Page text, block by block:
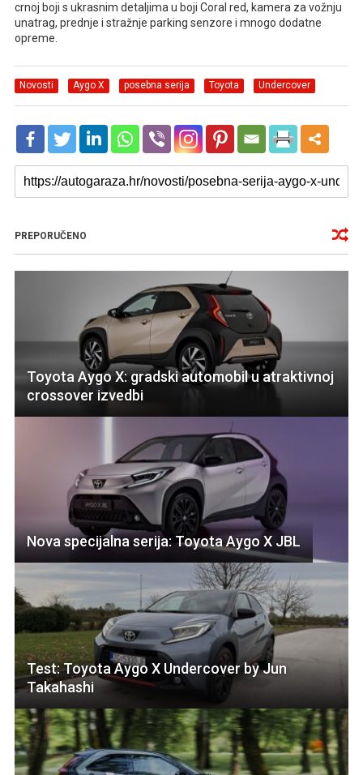
crnoj boji s ukrasnim detaljima u boji Coral red, kamera za vožnju
unatrag, prednje i stražnje parking senzore i mnogo dodatne
opreme.
Novosti Aygo X posebna serija Toyota Undercover
PREPORUČENO
Toyota Aygo X: gradski automobil u atraktivnoj
crossover izvedbi
Nova specijalna serija: Toyota Aygo X JBL
Test: Toyota Aygo X Undercover by Jun
Takahashi